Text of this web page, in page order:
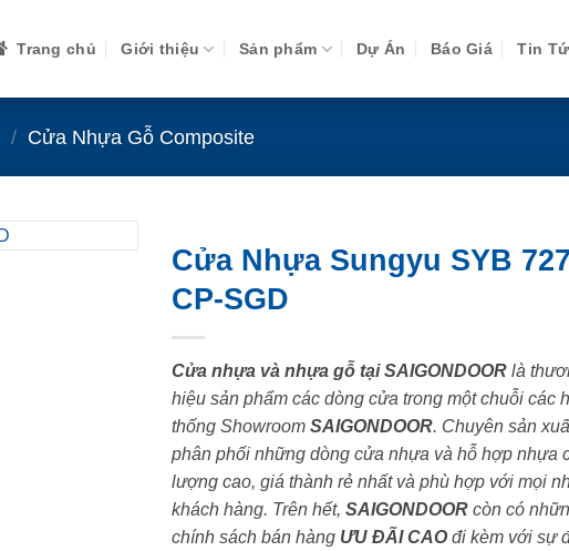
Trang chủ Giới thiệu Sản phẩm Dự Án Báo Giá Tin
/ Cửa Nhựa Gỗ Composite
Cửa Nhựa Sungyu SYB
CP-SGD
Cửa nhựa và nhựa gỗ tại SAIGONDOORlà
hiệu sản phẩm các dòng cửa trong một chuỗi các
thống Showroom SAIGONDOOR. Chuyên sản
phân phối những dòng cửa nhựa và hỗ hợp nhựa
lượng cao, giá thành rẻ nhất và phù hợp với mọi
khách hàng. Trên hết, SAIGONDOORcòn có
chính sách bán hàng ƯU ĐÃI CAOđi kèm với sự